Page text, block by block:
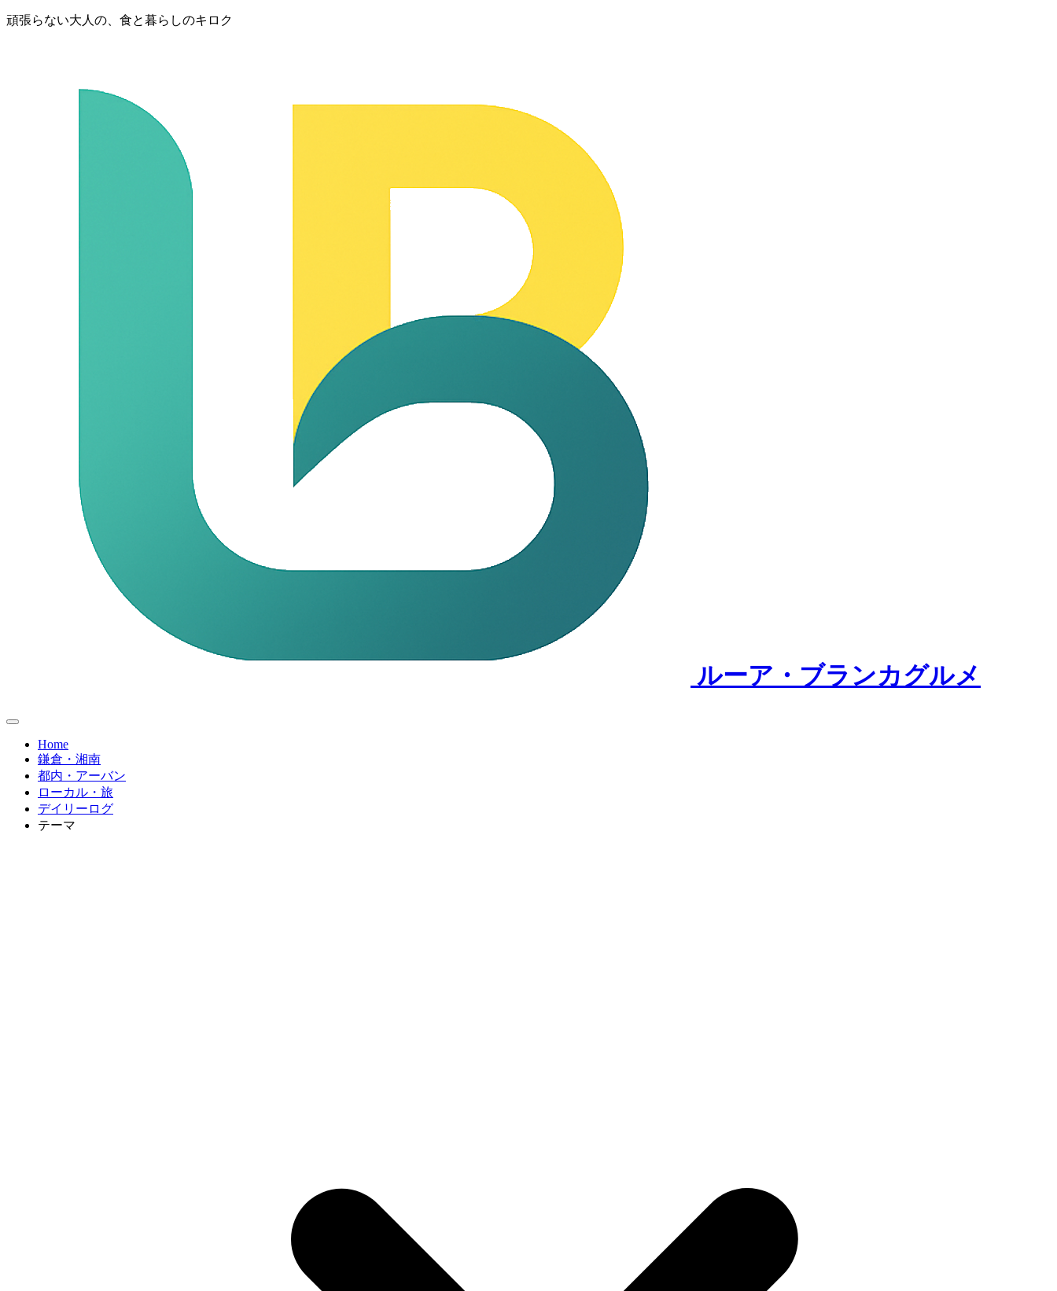
頑張らない大人の、食と暮らしのキロク
ルーア・ブランカグルメ
Home
鎌倉・湘南
都内・アーバン
ローカル・旅
デイリーログ
テーマ